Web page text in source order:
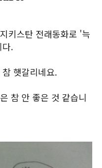
키스탄 전래동화로 '늑
.
햇갈리네요.
참 안 좋은 것 같습니